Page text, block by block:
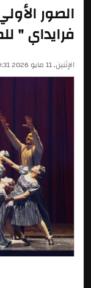
الصور
فرايداي "
الإثنين, 11 مايو 2026 09:31 م